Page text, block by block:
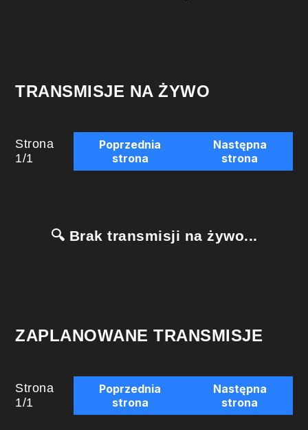
TRANSMISJE NA ŻYWO
Strona
1/1
Poprzednia
strona
Następna
strona
🔍 Brak transmisji na żywo...
ZAPLANOWANE TRANSMISJE
Strona
1/1
Poprzednia
strona
Następna
strona